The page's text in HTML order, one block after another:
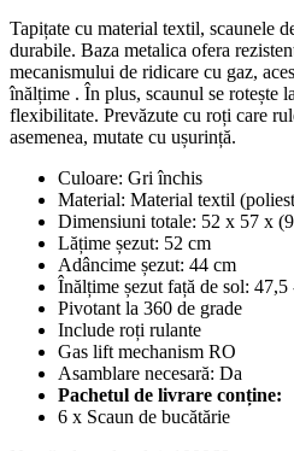
Tapițate cu material textil, scaunele
durabile. Baza metalica ofera
mecanismului de ridicare cu gaz,
înălțime . În plus, scaunul se rotește
flexibilitate. Prevăzute cu roți care
asemenea, mutate cu ușurință.
Culoare: Gri închis
Material: Material textil
Dimensiuni totale: 52 x 57 x
Lățime șezut: 52 cm
Adâncime șezut: 44 cm
Înălțime șezut față de sol:
Pivotant la 360 de grade
Include roți rulante
Gas lift mechanism RO
Asamblare necesară: Da
Pachetul de livrare conține:
6 x Scaun de bucătărie